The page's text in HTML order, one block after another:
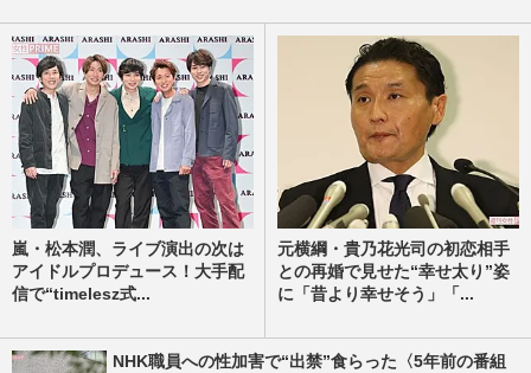
嵐・松本潤、ライブ演出の次は
アイドルプロデュース！大手配
信で“timelesz式...
元横綱・貴乃花光司の初恋相手
との再婚で見せた“幸せ太り”姿
に「昔より幸せそう」「...
NHK職員への性加害で“出禁”食らった〈5年前の番組